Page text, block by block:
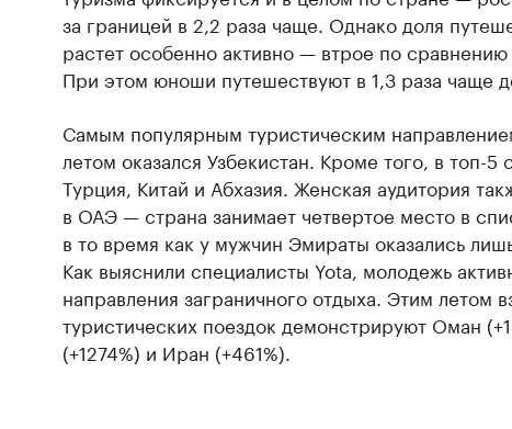
за границей в 2,2 раза чаще. Однако доля
растет особенно активно — втрое по сравнению
При этом юноши путешествуют в 1,3 раза чаще
Самым популярным туристическим
летом оказался Узбекистан. Кроме того, в топ-5
Турция, Китай и Абхазия. Женская аудитория
в ОАЭ — страна занимает четвертое место в
в то время как у мужчин Эмираты оказались
Как выяснили специалисты Yota, молодежь
направления заграничного отдыха. Этим летом
туристических поездок демонстрируют Оман
(+1274%) и Иран (+461%).